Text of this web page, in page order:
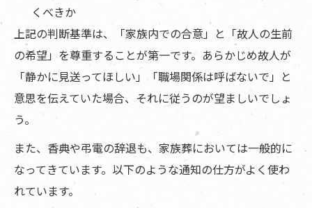
くべきか
上記の判断基準は、「家族内での合意」と「故人の生前
の希望」を尊重することが第一です。あらかじめ故人が
「静かに見送ってほしい」「職場関係は呼ばないで」と
意思を伝えていた場合、それに従うのが望ましいでしょ
う。
また、香典や弔電の辞退も、家族葬においては一般的に
なってきています。以下のような通知の仕方がよく使わ
れています。